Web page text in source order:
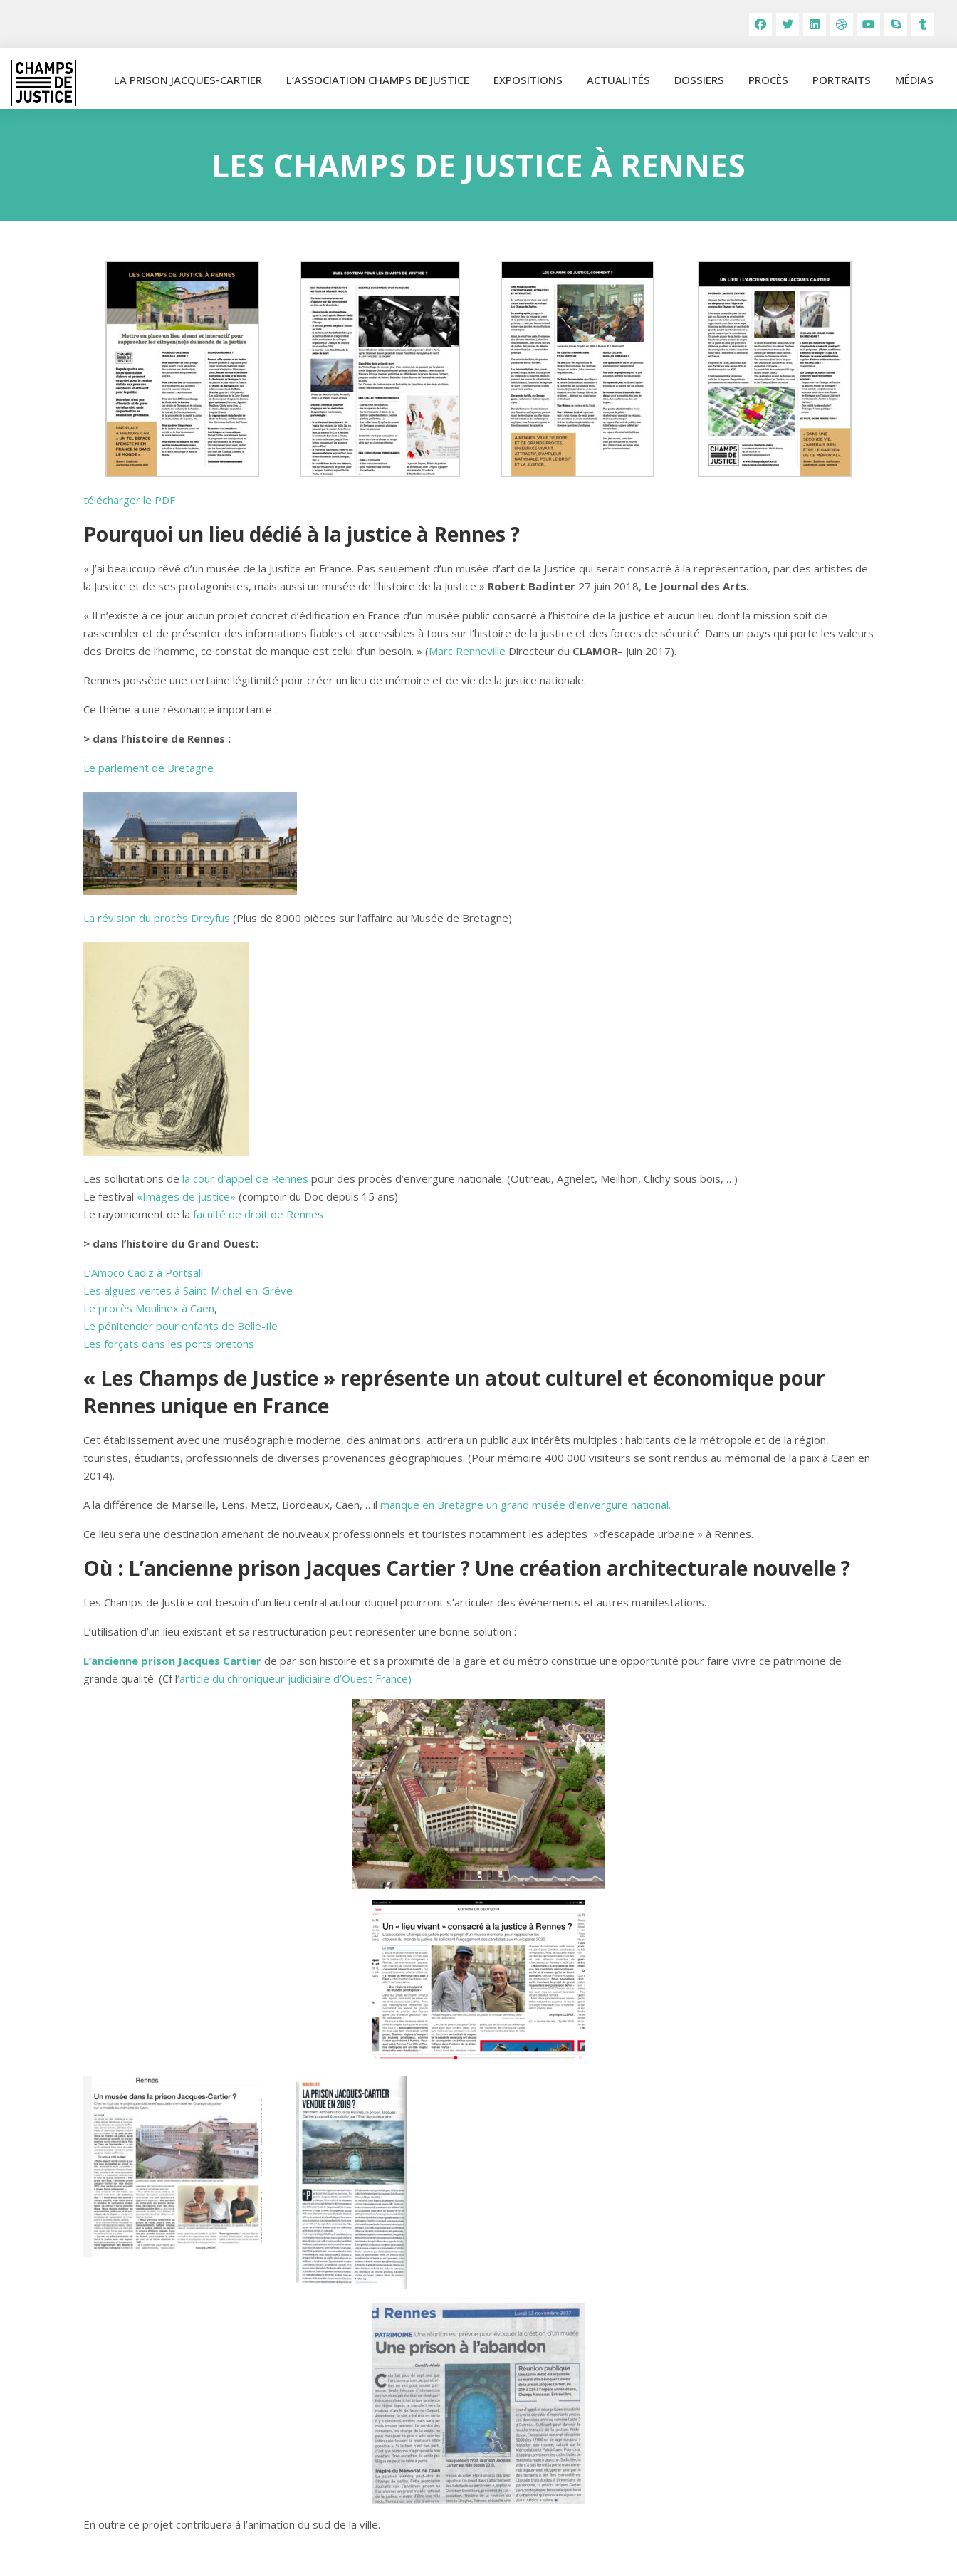
LA PRISON JACQUES-CARTIER L’ASSOCIATION CHAMPS DE JUSTICE EXPOSITIONS ACTUALITÉS DOSSIERS PROCÈS PORTRAITS MÉDIAS
LES CHAMPS DE JUSTICE À RENNES
télécharger le PDF
Pourquoi un lieu dédié à la justice à Rennes ?
« J’ai beaucoup rêvé d’un musée de la Justice en France. Pas seulement d’un musée d’art de la Justice qui serait consacré à la représentation, par des artistes de
la Justice et de ses protagonistes, mais aussi un musée de l’histoire de la Justice » Robert Badinter 27 juin 2018, Le Journal des Arts.
« Il n’existe à ce jour aucun projet concret d’édification en France d’un musée public consacré à l’histoire de la justice et aucun lieu dont la mission soit de
rassembler et de présenter des informations fiables et accessibles à tous sur l’histoire de la justice et des forces de sécurité. Dans un pays qui porte les valeurs
des Droits de l’homme, ce constat de manque est celui d’un besoin. » (Marc Renneville Directeur du CLAMOR– Juin 2017).
Rennes possède une certaine légitimité pour créer un lieu de mémoire et de vie de la justice nationale.
Ce thème a une résonance importante :
> dans l’histoire de Rennes :
Le parlement de Bretagne
La révision du procès Dreyfus (Plus de 8000 pièces sur l’affaire au Musée de Bretagne)
Les sollicitations de la cour d’appel de Rennes pour des procès d’envergure nationale. (Outreau, Agnelet, Meilhon, Clichy sous bois, …)
Le festival «Images de justice» (comptoir du Doc depuis 15 ans)
Le rayonnement de la faculté de droit de Rennes
> dans l’histoire du Grand Ouest:
L’Amoco Cadiz à Portsall
Les algues vertes à Saint-Michel-en-Grève
Le procès Moulinex à Caen,
Le pénitencier pour enfants de Belle-Ile
Les forçats dans les ports bretons
« Les Champs de Justice » représente un atout culturel et économique pour
Rennes unique en France
Cet établissement avec une muséographie moderne, des animations, attirera un public aux intérêts multiples : habitants de la métropole et de la région,
touristes, étudiants, professionnels de diverses provenances géographiques. (Pour mémoire 400 000 visiteurs se sont rendus au mémorial de la paix à Caen en
2014).
A la différence de Marseille, Lens, Metz, Bordeaux, Caen, …il manque en Bretagne un grand musée d’envergure national.
Ce lieu sera une destination amenant de nouveaux professionnels et touristes notamment les adeptes »d’escapade urbaine » à Rennes.
Où : L’ancienne prison Jacques Cartier ? Une création architecturale nouvelle ?
Les Champs de Justice ont besoin d’un lieu central autour duquel pourront s’articuler des événements et autres manifestations.
L’utilisation d’un lieu existant et sa restructuration peut représenter une bonne solution :
L’ancienne prison Jacques Cartier de par son histoire et sa proximité de la gare et du métro constitue une opportunité pour faire vivre ce patrimoine de
grande qualité. (Cf l‘article du chroniqueur judiciaire d’Ouest France)
En outre ce projet contribuera à l’animation du sud de la ville.